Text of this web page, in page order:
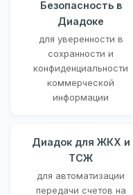
Безопасность в
Диадоке
для уверенности в
сохранности и
конфиденциальности
коммерческой
информации
Диадок для ЖКХ и
ТСЖ
для автоматизации
передачи счетов на